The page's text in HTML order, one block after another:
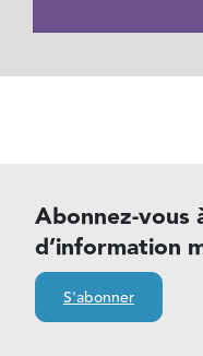
Abonnez-
d’information
S'abonner